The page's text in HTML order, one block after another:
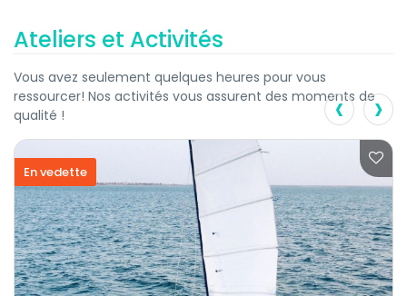
Ateliers et Activités
Vous avez seulement quelques heures pour vous
ressourcer! Nos activités vous assurent des moments de
qualité !
En vedette
‹ ›